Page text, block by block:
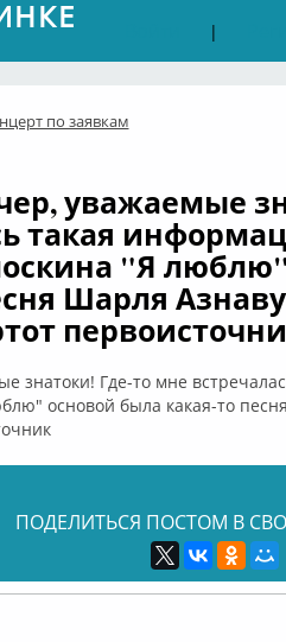
|
по заявкам
уважаемые
такая
"Я
Шарля
знатоки! Где-то мне
основой была какая-то
ПОДЕЛИТЬСЯ ПОСТОМ В